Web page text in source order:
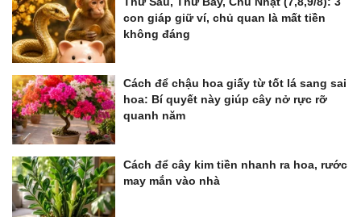
con giáp giữ ví, chủ quan là mất tiền
không đáng
Cách để chậu hoa giấy từ tốt lá sang sai
hoa: Bí quyết này giúp cây nở rực rỡ
quanh năm
Cách để cây kim tiền nhanh ra hoa, rước
may mắn vào nhà